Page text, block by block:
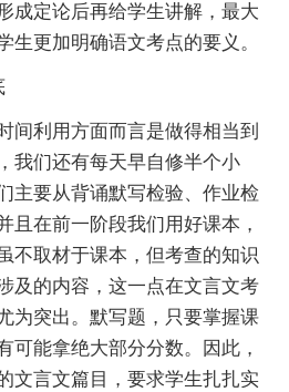
成定论后再给学生讲解，最大
生更加明确语文考点的要义。
间利用方面而言是做得相当到
我们还有每天早自修半个小
主要从背诵默写检验、作业检
且在前一阶段我们用好课本，
不取材于课本，但考查的知识
及的内容，这一点在文言文考
为突出。默写题，只要掌握课
可能拿绝大部分分数。因此，
文言文篇目，要求学生扎扎实